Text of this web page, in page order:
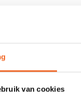
van cookies